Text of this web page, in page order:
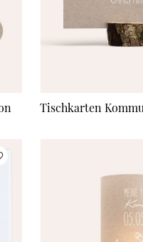
Tischkarten